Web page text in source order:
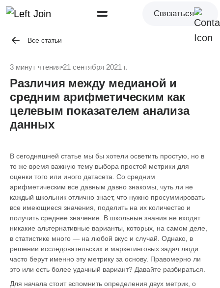
Связаться
Все статьи
3 минут чтения 21 сентября 2021 г.
Различия между медианой и
средним арифметическим как
целевым показателем анализа
данных
В сегодняшней статье мы бы хотели осветить простую, но в
то же время важную тему выбора простой метрики для
оценки того или иного датасета. Со средним
арифметическим все давным давно знакомы, чуть ли не
каждый школьник отлично знает, что нужно просуммировать
все имеющиеся значения, поделить на их количество и
получить среднее значение. В школьные знания не входят
никакие альтернативные варианты, которых, на самом деле,
в статистике много — на любой вкус и случай. Однако, в
решении исследовательских и маркетинговых задач люди
часто берут именно эту метрику за основу. Правомерно ли
это или есть более удачный вариант? Давайте разбираться.
Для начала стоит вспомнить определения двух метрик, о